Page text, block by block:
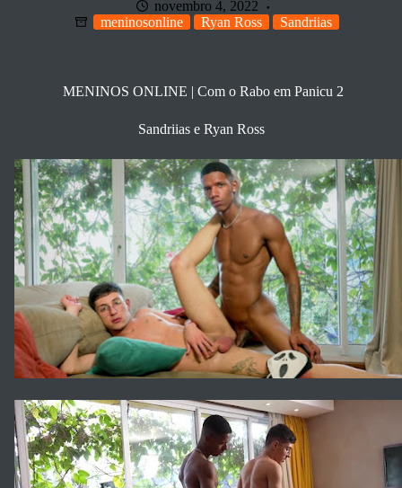
novembro 4, 2022
meninosonline
Ryan Ross Sandriias
MENINOS ONLINE | Com o Rabo em Panicu 2
Sandriias e Ryan Ross